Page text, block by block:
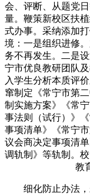
会、评断、从题党
量。鞭策新校区扶
式办事。采纳添加
境：一是组织进修
务不再发生。二是
宁市优良教研团队
入学生分析本质评
窜制定《常宁市第
制实施方案》《常
事法则（试行）》
事项清单》《常宁
议会商决定事项清
调轨制》等轨制。
教
细化防止办法，